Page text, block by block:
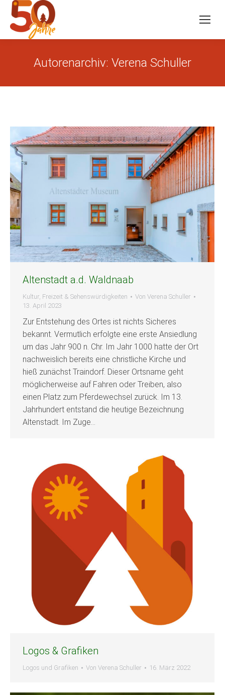
Autorenarchiv: Verena Schuller
Altenstadt a.d. Waldnaab
Kultur, Freizeit & Sehenswürdigkeiten Von Verena Schuller
13. April 2023
Zur Entstehung des Ortes ist nichts Sicheres
bekannt. Vermutlich erfolgte eine erste Ansiedlung
um das Jahr 900 n. Chr. Im Jahr 1000 hatte der Ort
nachweislich bereits eine christliche Kirche und
hieß zunächst Traindorf. Dieser Ortsname geht
möglicherweise auf Fahren oder Treiben, also
einen Platz zum Pferdewechsel zurück. Im 13.
Jahrhundert entstand die heutige Bezeichnung
Altenstadt. Im Zuge…
Logos & Grafiken
Logos und Grafiken Von Verena Schuller 16. März 2022